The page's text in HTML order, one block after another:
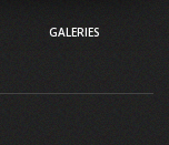
GALERIES